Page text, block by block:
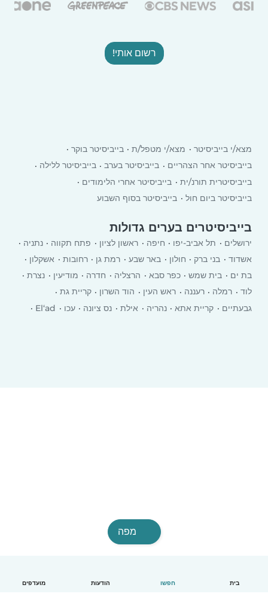
בית חפשו הודעות מועדפים
רשום אותי!
מצא/י בייביסיטר מצא/י מטפל/ת
בייביסיטר בוקר
בייביסיטר אחר הצהריים
בייביסיטר בערב
בייביסיטר ללילה
בייביסיטרית תורנ/ית
בייביסיטר אחרי הלימודים
בייביסיטר ביום חול
בייביסיטר בסוף השבוע
בייביסיטרים בערים גדולות
ירושלים תל אביב-יפו חיפה ראשון לציון פתח תקווה
נתניה
אשדוד
בני ברק חולון באר שבע רמת גן רחובות
אשקלון
בת ים
בית שמש כפר סבא הרצליה חדרה מודיעין
נצרת
לוד
רמלה רעננה ראש העין הוד השרון
קריית גת
גבעתיים
קריית אתא ‏נהריה אילת נס ציונה עכו
El‘ad
מפה